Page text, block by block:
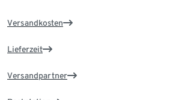
Versandkosten
Lieferzeit
Versandpartner